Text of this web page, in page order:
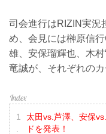
司会進行はRIZIN実況
め、会見には榊原信
雄、安保瑠輝也、木
竜誠が、それぞれの
太田vs.芦澤、安保
ドを発表！